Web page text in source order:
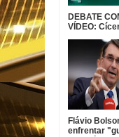
DEBATE
VÍDEO:
da Ponte do
Lucas diz
prefeito tem
experiência
obra parada
Flávio
enfrentar